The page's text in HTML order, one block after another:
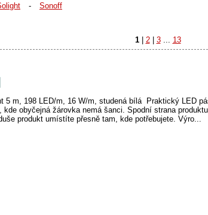
- Sonoff
1 | 2 | 3 13
5 m, 198 LED/m, 16 W/m, studená bílá Praktický LED
kde obyčejná žárovka nemá šanci. Spodní strana
produkt umístíte přesně tam, kde potřebujete. Výro...